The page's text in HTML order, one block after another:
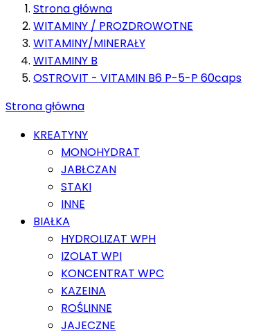
Strona główna
WITAMINY / PROZDROWOTNE
WITAMINY/MINERAŁY
WITAMINY B
OSTROVIT - VITAMIN B6 P-5-P 60caps
Strona główna
KREATYNY
MONOHYDRAT
JABŁCZAN
STAKI
INNE
BIAŁKA
HYDROLIZAT WPH
IZOLAT WPI
KONCENTRAT WPC
KAZEINA
ROŚLINNE
JAJECZNE